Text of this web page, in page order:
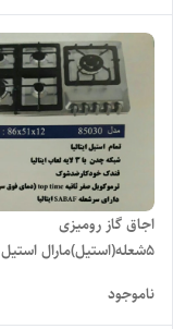
اجاق گاز رومیزی
۵شعله(استیل)مارال استیل
ناموجود